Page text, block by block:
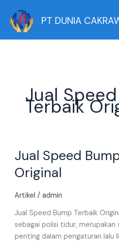
content
PT DUNIA
Jual
Terbaik
Jual Speed
Original
Artikel / admin
Jual Speed Bump Terbaik
sebagai polisi tidur, merupakan
penting dalam pengaturan lalu
Speed
Terbaik